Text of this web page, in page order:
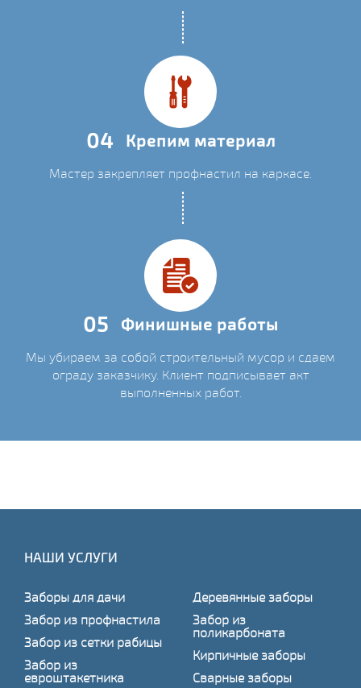
04 Крепим материал
Мастер закрепляет профнастил на каркасе.
05 Финишные работы
Мы убираем за собой строительный мусор и сдаем
ограду заказчику. Клиент подписывает акт
выполненных работ.
НАШИ УСЛУГИ
Заборы для дачи
Забор из профнастила
Забор из сетки рабицы
Забор из
евроштакетника
Деревянные заборы
Забор из
поликарбоната
Кирпичные заборы
Сварные заборы